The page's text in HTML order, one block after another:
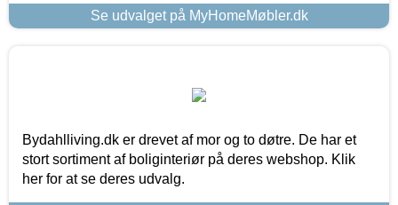
Se udvalget på MyHomeMøbler.dk
Bydahlliving.dk er drevet af mor og to døtre. De har et
stort sortiment af boliginteriør på deres webshop. Klik
her for at se deres udvalg.